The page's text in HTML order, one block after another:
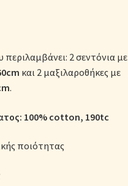
& Άνεση
περιλαμβάνει: 2 σεντόνια με
και 2 μαξιλαροθήκες με
.
100% cotton, 190tc
ποιότητας